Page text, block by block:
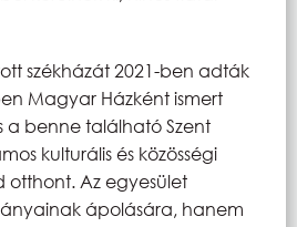
székházát 2021-ben adták
Magyar Házként ismert
a benne található Szent
kulturális és közösségi
Az egyesület
ápolására, hanem